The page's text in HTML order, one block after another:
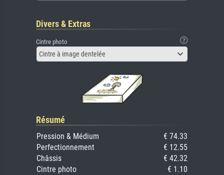
Divers & Extras
Cintre photo
Cintre à image dentelée
Résumé
Pression & Médium
€ 74.33
Perfectionnement
€ 12.55
Châssis
€ 42.32
Cintre photo
€ 1.10